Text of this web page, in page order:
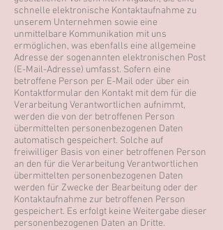
schnelle elektronische Kontaktaufnahme zu
unserem Unternehmen sowie eine
unmittelbare Kommunikation mit uns
ermöglichen, was ebenfalls eine allgemeine
Adresse der sogenannten elektronischen Post
(E-Mail-Adresse) umfasst. Sofern eine
betroffene Person per E-Mail oder über ein
Kontaktformular den Kontakt mit dem für die
Verarbeitung Verantwortlichen aufnimmt,
werden die von der betroffenen Person
übermittelten personenbezogenen Daten
automatisch gespeichert. Solche auf
freiwilliger Basis von einer betroffenen Person
an den für die Verarbeitung Verantwortlichen
übermittelten personenbezogenen Daten
werden für Zwecke der Bearbeitung oder der
Kontaktaufnahme zur betroffenen Person
gespeichert. Es erfolgt keine Weitergabe dieser
personenbezogenen Daten an Dritte.